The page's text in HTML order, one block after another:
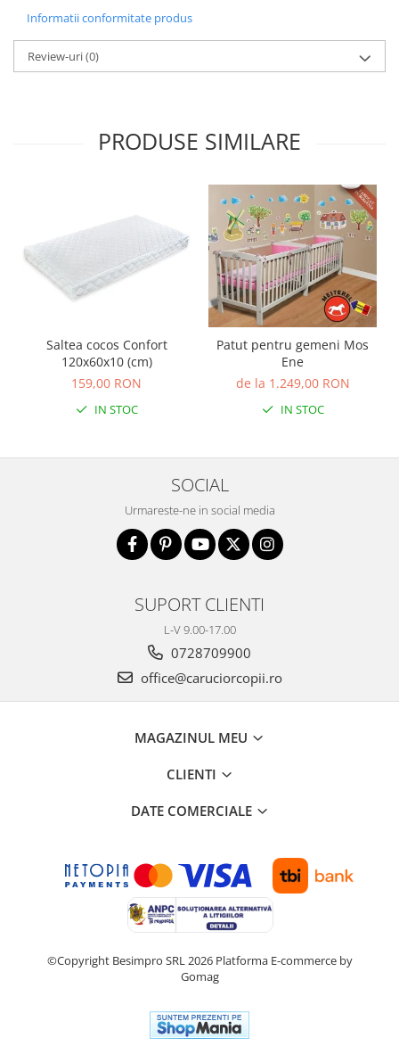
Informatii conformitate produs
Review-uri(0)
PRODUSE SIMILARE
Saltea cocos Confort
120x60x10 (cm)
159,00 RON
IN STOC
Patut pentru gemeni Mos
Ene
de la 1.249,00 RON
IN STOC
SOCIAL
Urmareste-ne in social media
SUPORT CLIENTI
L-V 9.00-17.00
0728709900
office@caruciorcopii.ro
MAGAZINUL MEU
CLIENTI
DATE COMERCIALE
©Copyright Besimpro SRL 2026 Platforma E-commerce by
Gomag